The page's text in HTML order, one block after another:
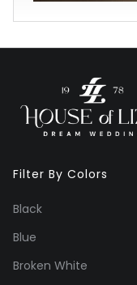
Filter By Colors
Black
Blue
Broken White